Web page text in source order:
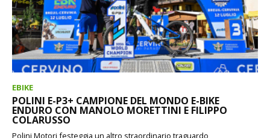
EBIKE
POLINI E-P3+ CAMPIONE DEL MONDO E-BIKE
ENDURO CON MANOLO MORETTINI E FILIPPO
COLARUSSO
Polini Motori festeggia un altro straordinario traguardo